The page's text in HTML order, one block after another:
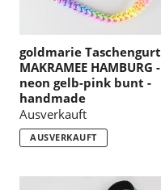
goldmarie Taschengurt
MAKRAMEE HAMBURG -
neon gelb-pink bunt -
handmade
Ausverkauft
AUSVERKAUFT